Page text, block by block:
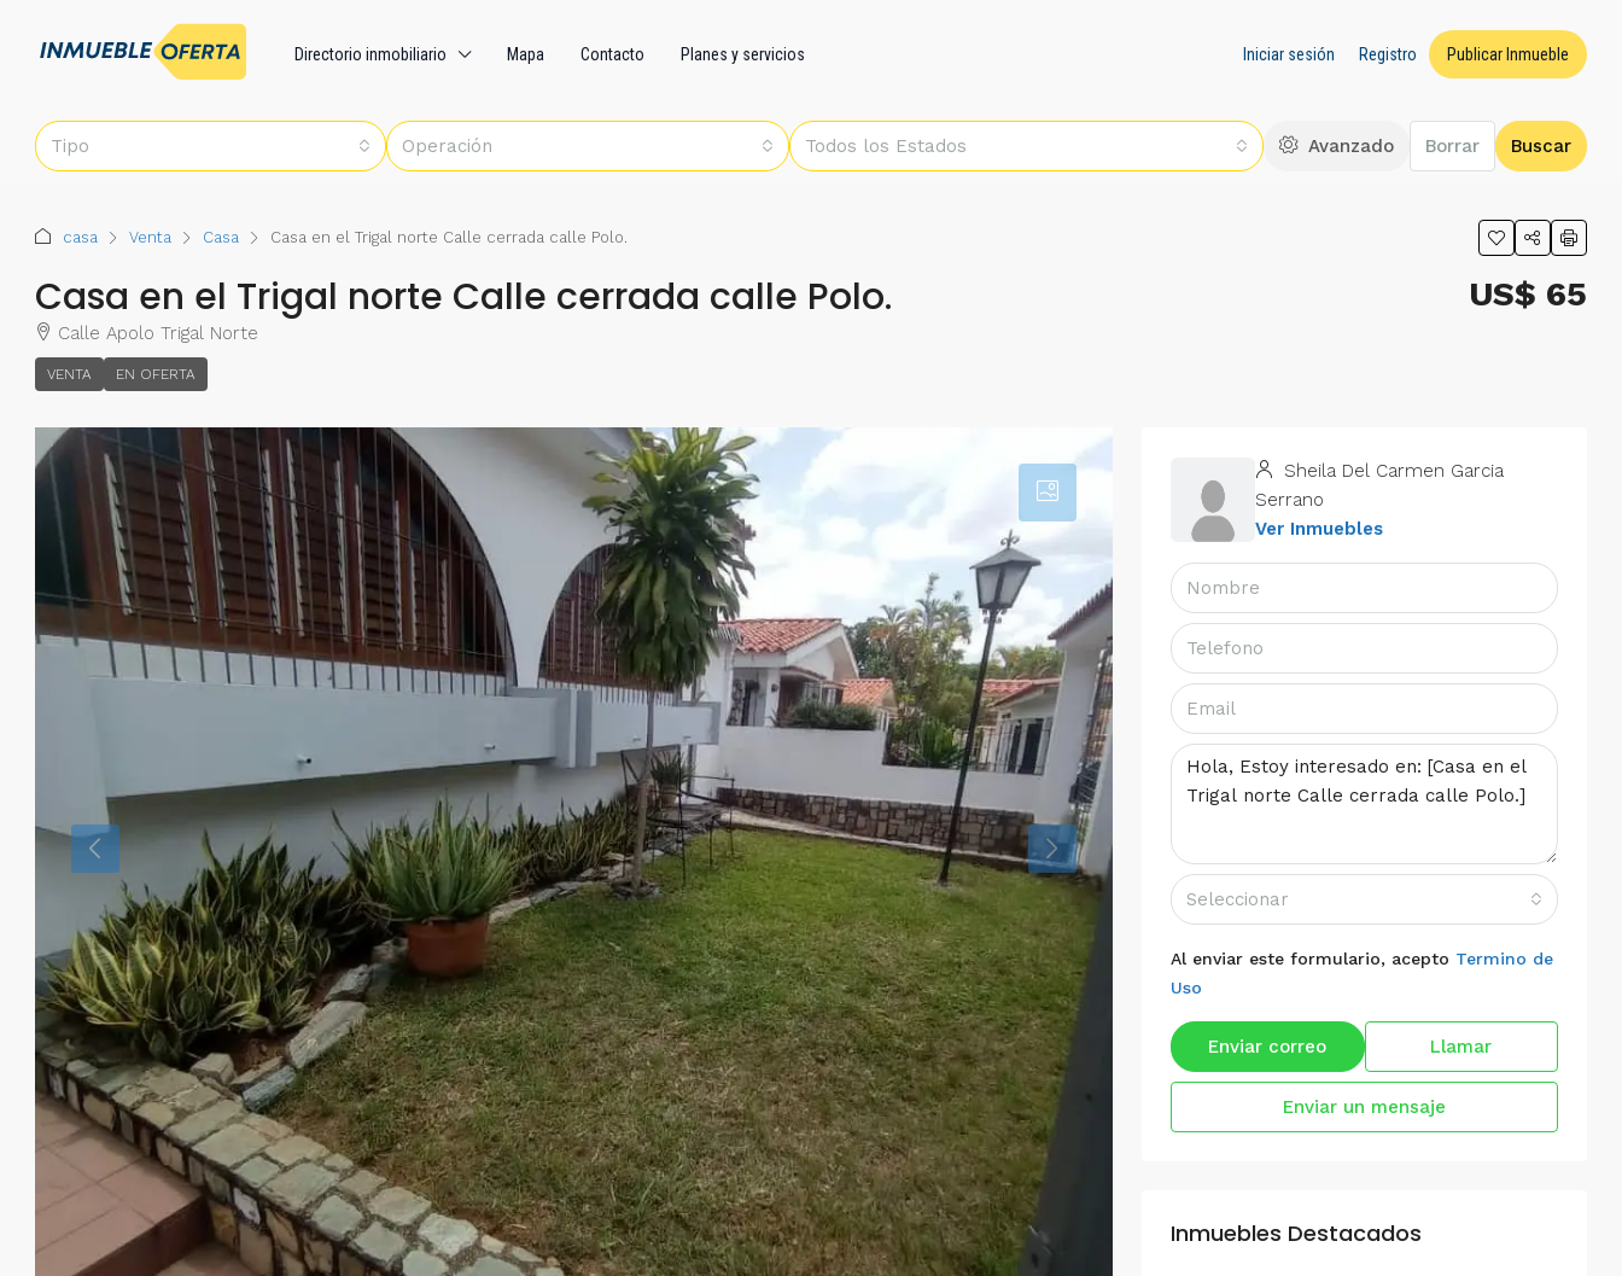
Directorio inmobiliario Mapa Contacto Planes y servicios Iniciar sesión Registro Publicar Inmueble
Tipo Operación Todos los Estados Avanzado Borrar Buscar
casa Venta Casa Casa en el Trigal norte Calle cerrada calle Polo.
Casa en el Trigal norte Calle cerrada calle Polo.
Calle Apolo Trigal Norte
VENTA EN OFERTA
US$ 65
Sheila Del Carmen Garcia
Serrano
Ver Inmuebles
Seleccionar
Al enviar este formulario, acepto Termino de
Uso
Enviar correo Llamar
Enviar un mensaje
Inmuebles Destacados